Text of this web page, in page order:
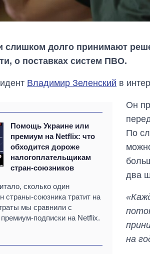
слишком долго принимают
о поставках систем ПВО.
Владимир Зеленский в
Помощь Украине или
премиум на Netflix: что
обходится дороже
налогоплательщикам
стран-союзников
сколько один
страны-союзника тратит на
мы сравнили с
подписки на Netflix.
Он
По
два
на